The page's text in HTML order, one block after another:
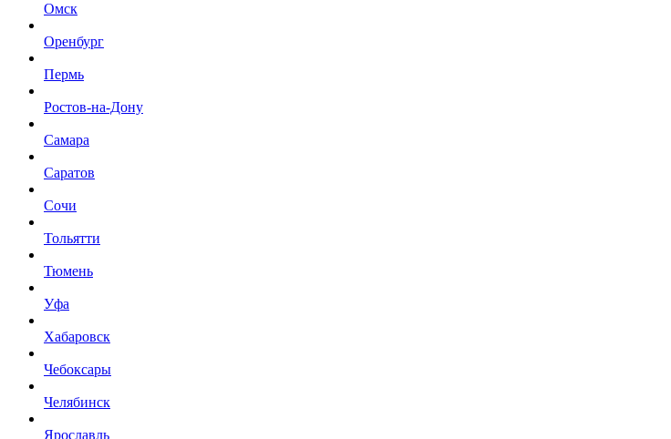
Омск
Оренбург
Пермь
Ростов-на-Дону
Самара
Саратов
Сочи
Тольятти
Тюмень
Уфа
Хабаровск
Чебоксары
Челябинск
Ярославль